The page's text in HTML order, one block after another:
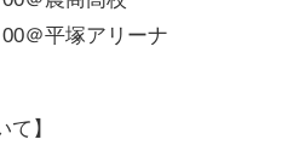
＠平塚アリーナ
て】